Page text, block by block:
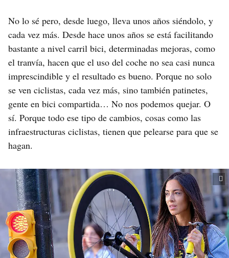
No lo sé pero, desde luego, lleva unos años siéndolo, y
cada vez más. Desde hace unos años se está facilitando
bastante a nivel carril bici, determinadas mejoras, como
el tranvía, hacen que el uso del coche no sea casi nunca
imprescindible y el resultado es bueno. Porque no solo
se ven ciclistas, cada vez más, sino también patinetes,
gente en bici compartida… No nos podemos quejar. O
sí. Porque todo ese tipo de cambios, cosas como las
infraestructuras ciclistas, tienen que pelearse para que se
hagan.